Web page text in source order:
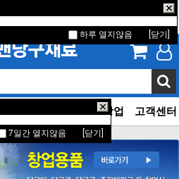
당구장창업 고객센터
7일간 열지않음 [닫기]
하루 열지않음 [닫기]
하루 열지않음 [닫기]